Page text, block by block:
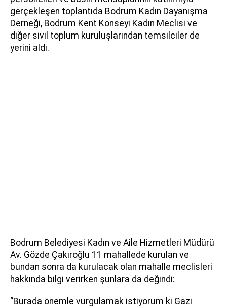
gerçekleşen toplantıda Bodrum Kadın Dayanışma
Derneği, Bodrum Kent Konseyi Kadın Meclisi ve
diğer sivil toplum kuruluşlarından temsilciler de
yerini aldı.
Bodrum Belediyesi Kadın ve Aile Hizmetleri Müdürü
Av. Gözde Çakıroğlu 11 mahallede kurulan ve
bundan sonra da kurulacak olan mahalle meclisleri
hakkında bilgi verirken şunlara da değindi:
“Burada önemle vurgulamak istiyorum ki Gazi